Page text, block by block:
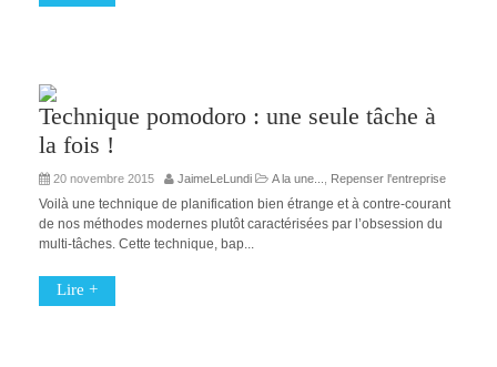
Technique pomodoro : une seule tâche à
la fois !
20 novembre 2015 JaimeLeLundi A la une..., Repenser l'entreprise
Voilà une technique de planification bien étrange et à contre-courant
de nos méthodes modernes plutôt caractérisées par l’obsession du
multi-tâches. Cette technique, bap...
Lire +